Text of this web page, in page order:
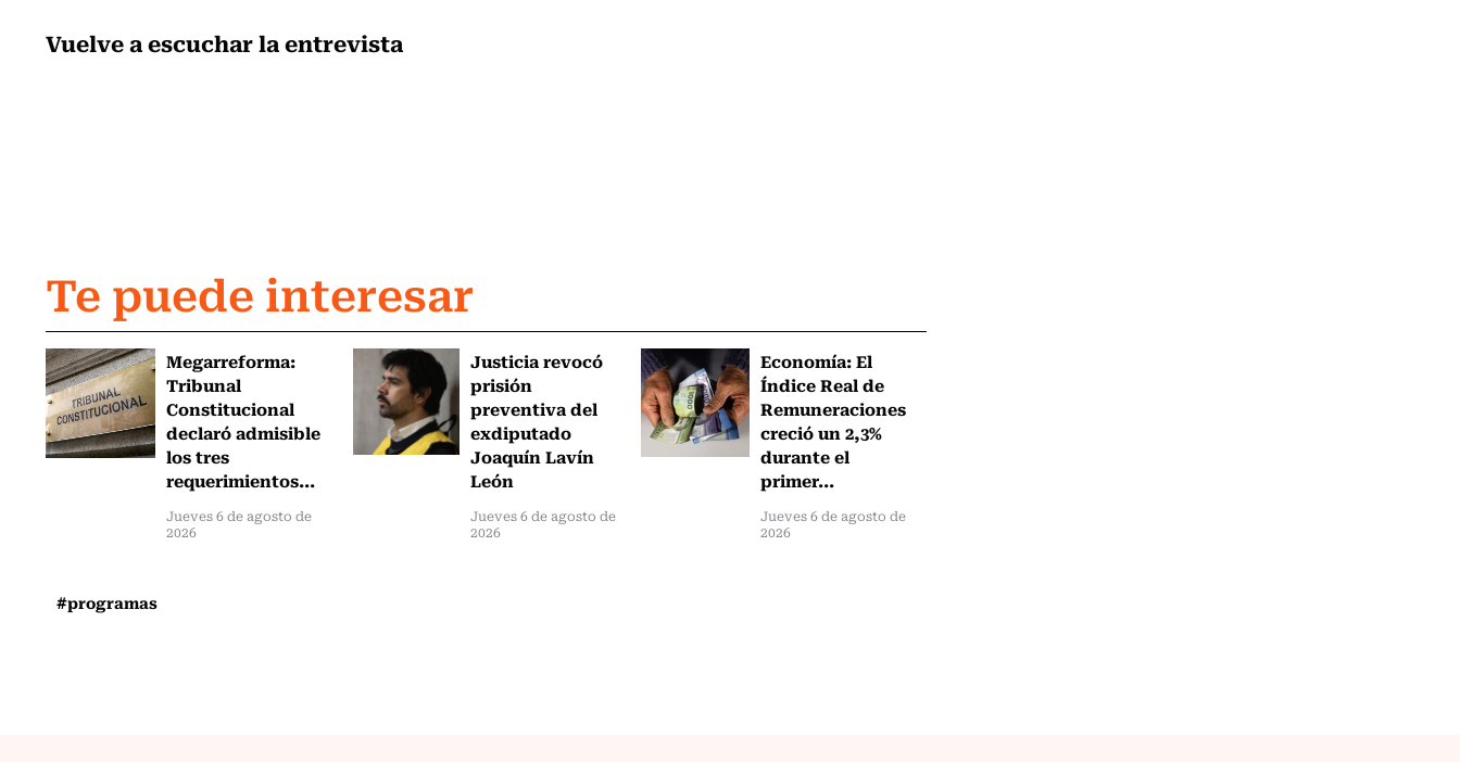
Vuelve a escuchar la entrevista
Te puede interesar
Megarreforma:
Tribunal
Constitucional
declaró admisible
los tres
requerimientos...
Jueves 6 de agosto de
2026
Justicia revocó
prisión
preventiva del
exdiputado
Joaquín Lavín
León
Jueves 6 de agosto de
2026
Economía: El
Índice Real de
Remuneraciones
creció un 2,3%
durante el
primer...
Jueves 6 de agosto de
2026
#programas